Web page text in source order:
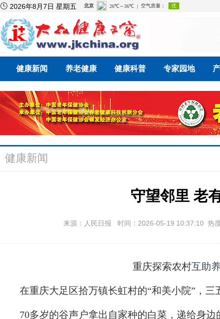
 2026年8月7日 星期五
健康新闻 养老健康 健康科普 专家园地
健康新闻
守望邻里 老
来源：人民日报 时间：2026-05-19 10:37:10 热
重庆探索农村互助
在重庆大足区拾万镇长虹村的“和美小院”，三
70多岁的谷声户拿出自家种的白菜，递给身边